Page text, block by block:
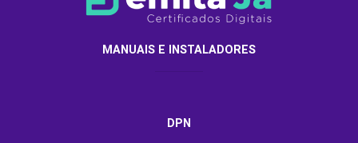
MANUAIS E INSTALADORES
DPN